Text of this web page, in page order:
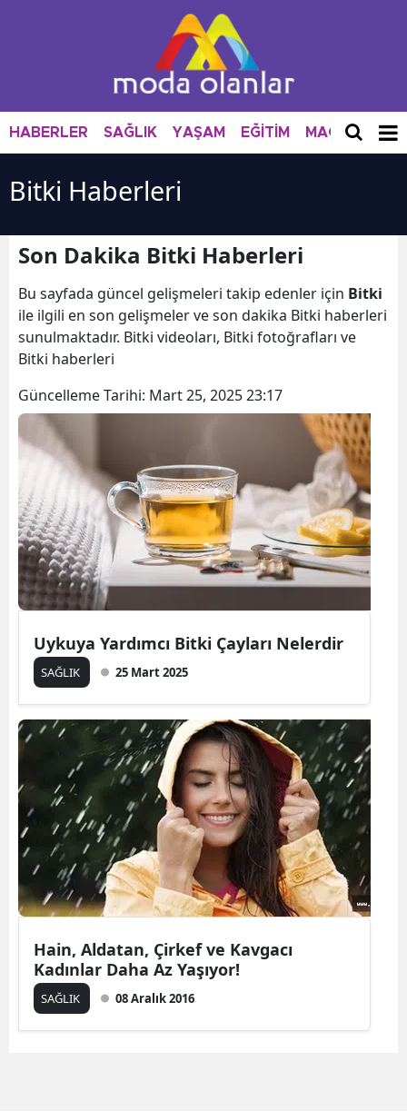
HABERLER SAĞLIK YAŞAM EĞİTİM MAGAZİN
Bitki Haberleri
Son Dakika Bitki Haberleri
Bu sayfada güncel gelişmeleri takip edenler için Bitki
ile ilgili en son gelişmeler ve son dakika Bitki haberleri
sunulmaktadır. Bitki videoları, Bitki fotoğrafları ve
Bitki haberleri
Güncelleme Tarihi: Mart 25, 2025 23:17
Uykuya Yardımcı Bitki Çayları Nelerdir
SAĞLIK 25 Mart 2025
Hain, Aldatan, Çirkef ve Kavgacı
Kadınlar Daha Az Yaşıyor!
SAĞLIK 08 Aralık 2016